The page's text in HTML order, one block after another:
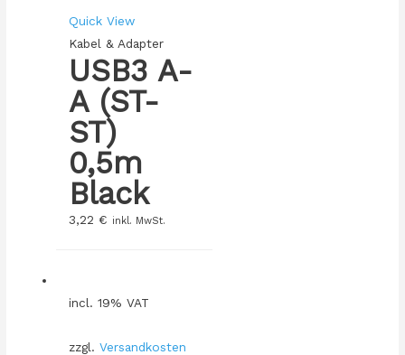
Quick View
Kabel & Adapter
USB3 A-
A (ST-
ST)
0,5m
Black
3,22 € inkl. MwSt.
incl. 19% VAT
zzgl. Versandkosten